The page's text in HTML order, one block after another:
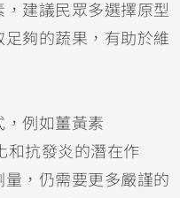
建議民眾多選擇原型
夠的蔬果，有助於維
，例如薑黃素
和抗發炎的潛在作
，仍需要更多嚴謹的